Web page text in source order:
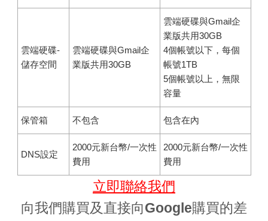
雲端硬碟-
儲存空間
雲端硬碟與Gmail企
業版共用30GB
雲端硬碟與Gmail企
業版共用30GB
4個帳號以下，每個
帳號1TB
5個帳號以上，無限
容量
保管箱 不包含 包含在內
DNS設定
2000元新台幣/一次性
費用
2000元新台幣/一次性
費用
立即聯絡我們
向我們購買及直接向Google購買的差